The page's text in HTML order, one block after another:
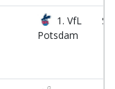
1. VfL
Potsdam